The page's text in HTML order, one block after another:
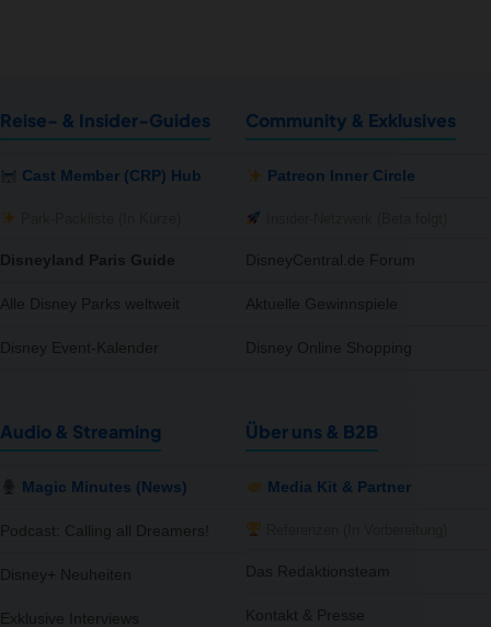
Reise- & Insider-Guides
Cast Member (CRP) Hub
Disneyland Paris Guide
Alle Disney Parks weltweit
Disney Event-Kalender
Community & Exklusives
Patreon Inner Circle
DisneyCentral.de Forum
Aktuelle Gewinnspiele
Disney Online Shopping
Audio & Streaming
Magic Minutes (News)
Podcast: Calling all Dreamers!
Disney+ Neuheiten
Exklusive Interviews
Über uns & B2B
Media Kit & Partner
Das Redaktionsteam
Kontakt & Presse